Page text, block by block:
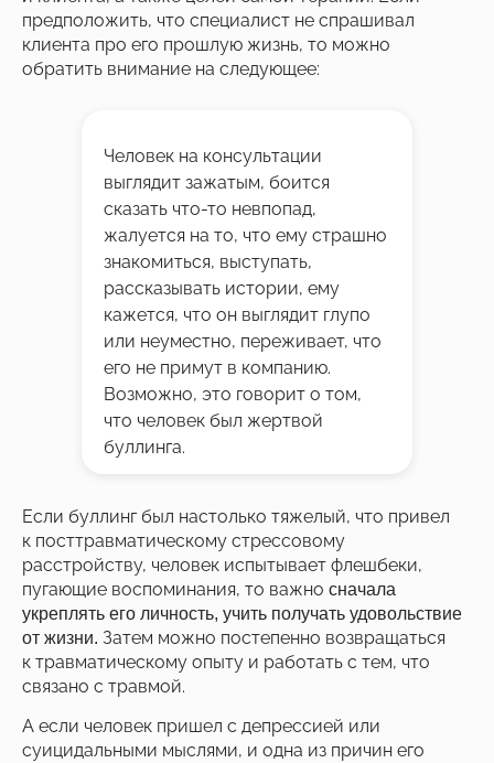
предположить, что специалист не спрашивал
клиента про его прошлую жизнь, то можно
обратить внимание на следующее:
Человек на консультации
выглядит зажатым, боится
сказать что-то невпопад,
жалуется на то, что ему страшно
знакомиться, выступать,
рассказывать истории, ему
кажется, что он выглядит глупо
или неуместно, переживает, что
его не примут в компанию.
Возможно, это говорит о том,
что человек был жертвой
буллинга.
Если буллинг был настолько тяжелый, что привел
к посттравматическому стрессовому
расстройству, человек испытывает флешбеки,
пугающие воспоминания, то важно сначала
укреплять его личность, учить получать удовольствие
от жизни. Затем можно постепенно возвращаться
к травматическому опыту и работать с тем, что
связано с травмой.
А если человек пришел с депрессией или
суицидальными мыслями, и одна из причин его